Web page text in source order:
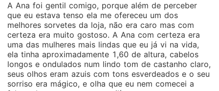
A Ana foi gentil comigo, porque além de perceber
que eu estava tenso ela me ofereceu um dos
melhores sorvetes da loja, não era caro mas com
certeza era muito gostoso. A Ana com certeza era
uma das mulheres mais lindas que eu já vi na vida,
ela tinha aproximadamente 1,60 de altura, cabelos
longos e ondulados num lindo tom de castanho claro,
seus olhos eram azuis com tons esverdeados e o seu
sorriso era mágico, e olha que eu nem comecei a